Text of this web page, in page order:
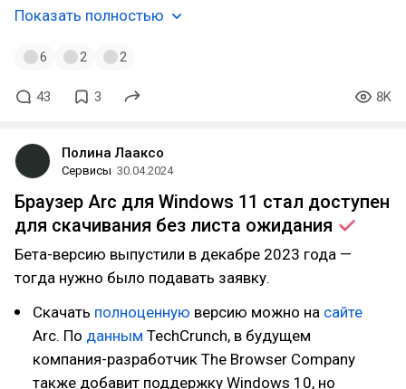
Показать полностью
6 2 2
43 3 8K
Полина Лааксо
Сервисы 30.04.2024
Браузер Arc для Windows 11 стал доступен
для скачивания без листа ожидания
Бета-версию выпустили в декабре 2023 года —
тогда нужно было подавать заявку.
Скачать полноценную версию можно на сайте
Arc. По данным TechCrunch, в будущем
компания-разработчик The Browser Company
также добавит поддержку Windows 10, но